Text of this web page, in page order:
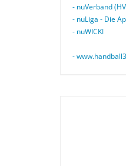
- nuVerband
- nuLiga - Die
- nuWICKI
-